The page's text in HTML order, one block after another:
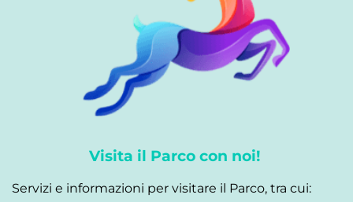
Visita il Parco con noi!
Servizi e informazioni per visitare il Parco, tra cui: